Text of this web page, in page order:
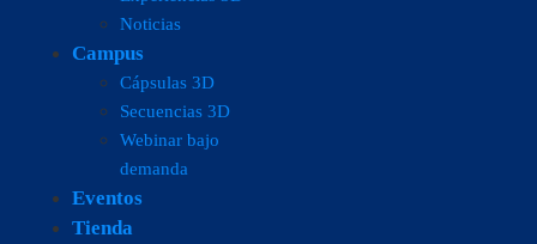
Noticias
Campus
Cápsulas 3D
Secuencias 3D
Webinar bajo
demanda
Eventos
Tienda